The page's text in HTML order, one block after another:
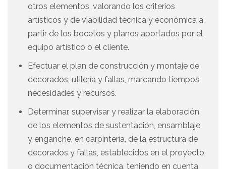
otros elementos, valorando los criterios
artísticos y de viabilidad técnica y económica a
partir de los bocetos y planos aportados por el
equipo artístico o el cliente.
Efectuar el plan de construcción y montaje de
decorados, utilería y fallas, marcando tiempos,
necesidades y recursos.
Determinar, supervisar y realizar la elaboración
de los elementos de sustentación, ensamblaje
y enganche, en carpintería, de la estructura de
decorados y fallas, establecidos en el proyecto
o documentación técnica, teniendo en cuenta